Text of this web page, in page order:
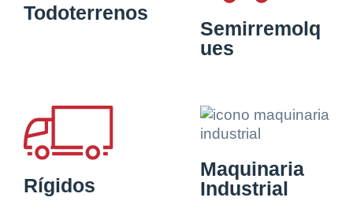
Todoterrenos
Semirremolq
ues
Rígidos
Maquinaria
Industrial